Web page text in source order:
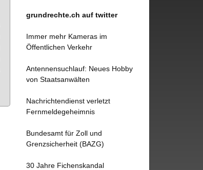
grundrechte.ch auf twitter
Immer mehr Kameras im
Öffentlichen Verkehr
Antennensuchlauf: Neues Hobby
von Staatsanwälten
Nachrichtendienst verletzt
Fernmeldegeheimnis
Bundesamt für Zoll und
Grenzsicherheit (BAZG)
30 Jahre Fichenskandal